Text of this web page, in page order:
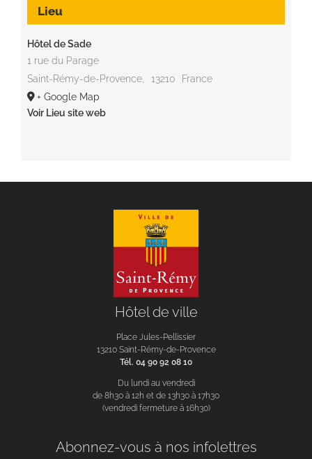
Lieu
Hôtel de Sade
1 rue du Parage
Saint-Rémy-de-Provence, 13210
France
+ Google Map
Voir Lieu site web
Hôtel de ville
Place Jules-Pellissier
13210 Saint-Rémy-de-Provence
Tél. 04 90 92 08 10
Du lundi au vendredi
de 8h30 à 12h et de 13h30 à 17h30
(vendredi fermeture à 16h30)
Abonnez-vous à nos infolettres